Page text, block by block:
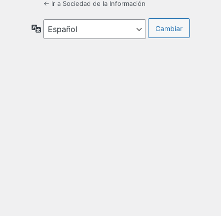
← Ir a Sociedad de la Información
Idioma